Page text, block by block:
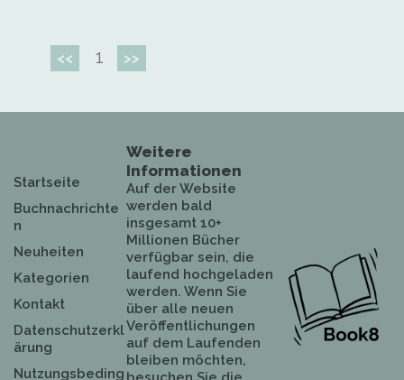
<< 1 >>
Startseite
Buchnachrichte
n
Neuheiten
Kategorien
Kontakt
Datenschutzerkl
ärung
Nutzungsbeding
Weitere
Informationen
Auf der Website
werden bald
insgesamt 10+
Millionen Bücher
verfügbar sein, die
laufend hochgeladen
werden. Wenn Sie
über alle neuen
Veröffentlichungen
auf dem Laufenden
bleiben möchten,